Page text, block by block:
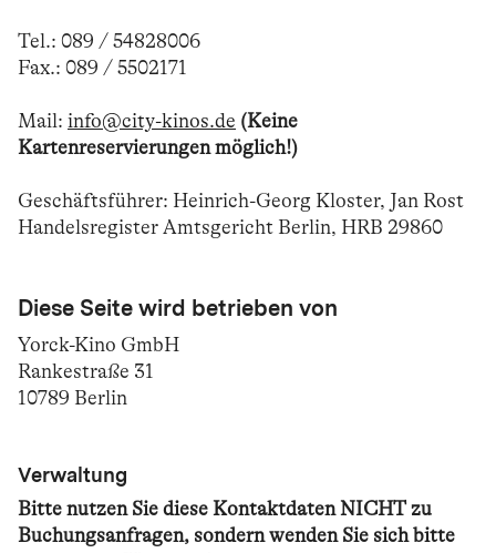
Tel.: 089 / 54828006
Fax.: 089 / 5502171
Mail: info@city-kinos.de (Keine
Kartenreservierungen möglich!)
Geschäftsführer: Heinrich-Georg Kloster, Jan Rost
Handelsregister Amtsgericht Berlin, HRB 29860
Diese Seite wird betrieben von
Yorck-Kino GmbH
Rankestraße 31
10789 Berlin
Verwaltung
Bitte nutzen Sie diese Kontaktdaten NICHT zu
Buchungsanfragen, sondern wenden Sie sich bitte